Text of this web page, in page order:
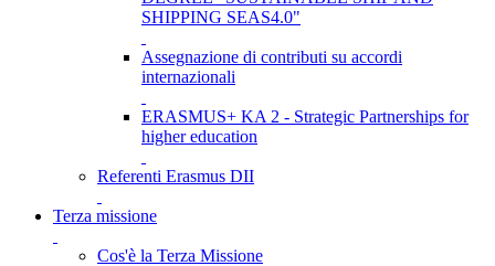
SHIPPING SEAS4.0"
Assegnazione di contributi su accordi
internazionali
ERASMUS+ KA 2 - Strategic Partnerships for
higher education
Referenti Erasmus DII
Terza missione
Cos'è la Terza Missione